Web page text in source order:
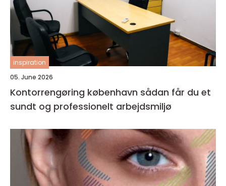
inspiration
05. June 2026
Kontorrengøring københavn sådan får du et
sundt og professionelt arbejdsmiljø